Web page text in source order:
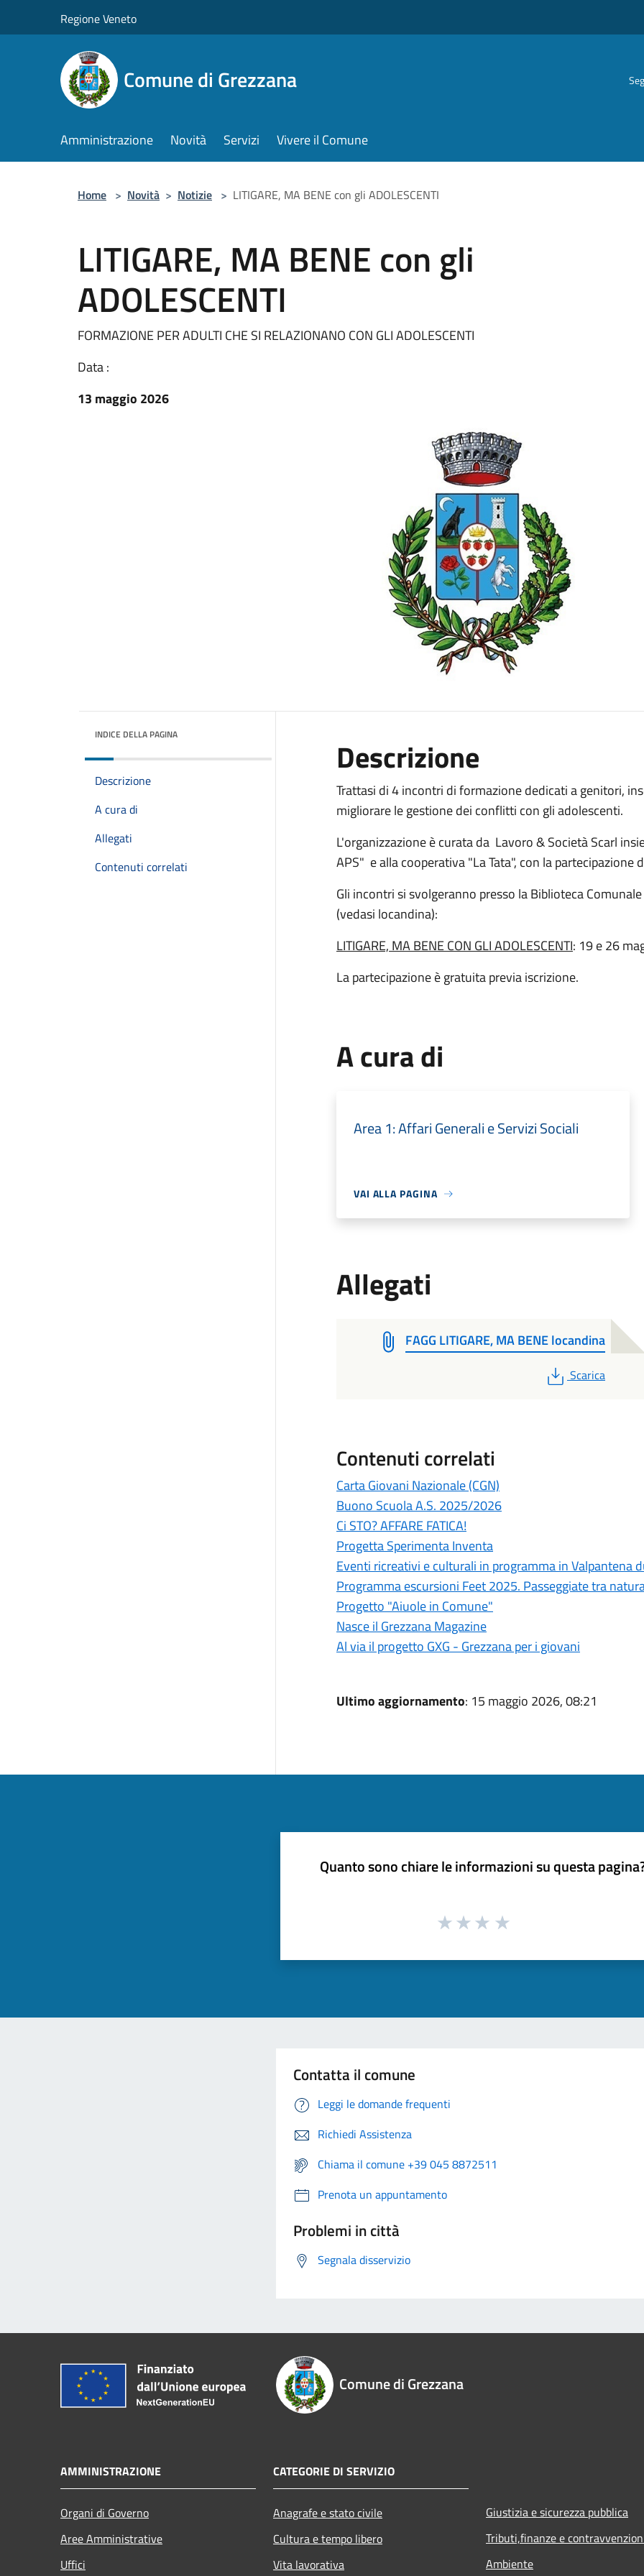
Regione Veneto
Comune di Grezzana
Amministrazione Novità Servizi Vivere il Comune
Home > Novità > Notizie > LITIGARE, MA BENE con gli ADOLESCENTI
LITIGARE, MA BENE con gli
ADOLESCENTI
FORMAZIONE PER ADULTI CHE SI RELAZIONANO CON GLI ADOLESCENTI
Data :
13 maggio 2026
INDICE DELLA PAGINA
Descrizione
A cura di
Allegati
Contenuti correlati
Descrizione
Trattasi di 4 incontri di formazione dedicati a genitori,
migliorare le gestione dei conflitti con gli adolescenti.
L'organizzazione è curata da Lavoro & Società Scarl
APS" e alla cooperativa "La Tata", con la partecipazione
Gli incontri si svolgeranno presso la Biblioteca
(vedasi locandina):
LITIGARE, MA BENE CON GLI ADOLESCENTI: 19 e 26
La partecipazione è gratuita previa iscrizione.
A cura di
Area 1: Affari Generali e Servizi Sociali
VAI ALLA PAGINA
Allegati
FAGG LITIGARE, MA BENE locandina
PDF
Scarica
Contenuti correlati
Carta Giovani Nazionale (CGN)
Buono Scuola A.S. 2025/2026
Ci STO? AFFARE FATICA!
Progetta Sperimenta Inventa
Eventi ricreativi e culturali in programma in Valpantena
Programma escursioni Feet 2025. Passeggiate tra
Progetto "Aiuole in Comune"
Nasce il Grezzana Magazine
Al via il progetto GXG - Grezzana per i giovani
Ultimo aggiornamento: 15 maggio 2026, 08:21
Quanto sono chiare le informazioni su questa
Contatta il comune
Leggi le domande frequenti
Richiedi Assistenza
Chiama il comune +39 045 8872511
Prenota un appuntamento
Problemi in città
Segnala disservizio
Comune di Grezzana
AMMINISTRAZIONE
Organi di Governo
Aree Amministrative
Uffici
CATEGORIE DI SERVIZIO
Anagrafe e stato civile
Cultura e tempo libero
Vita lavorativa
Giustizia e sicurezza pubblica
Tributi,finanze e
Ambiente